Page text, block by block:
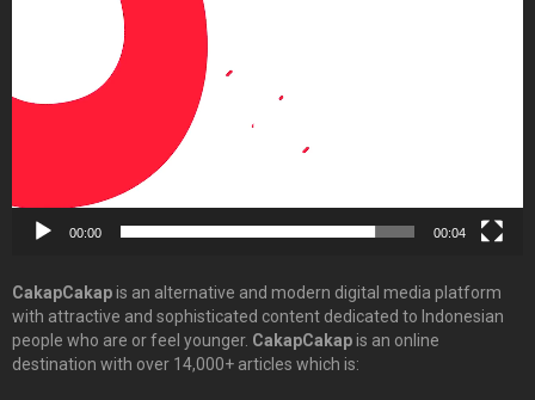
00:00 00:04
CakapCakapis an alternative and modern digital media platform
with attractive and sophisticated content dedicated to Indonesian
people who are or feel younger. CakapCakapis an online
destination with over 14,000+ articles which is: